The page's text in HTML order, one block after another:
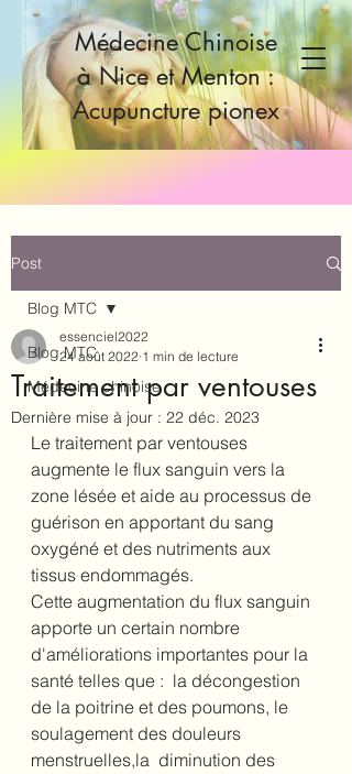
Médecine Chinoise
à Nice et Menton :
Acupuncture pionex
Post
Blog MTC
Médecine chinoise
Blog MTC
Traitement par ventouses
essenciel2022
24 août 2022 1 min de lecture
Dernière mise à jour : 22 déc. 2023
Le traitement par ventouses
augmente le flux sanguin vers la
zone lésée et aide au processus de
guérison en apportant du sang
oxygéné et des nutriments aux
tissus endommagés.
Cette augmentation du flux sanguin
apporte un certain nombre
d'améliorations importantes pour la
santé telles que :  la décongestion
de la poitrine et des poumons, le
soulagement des douleurs
menstruelles,la  diminution des